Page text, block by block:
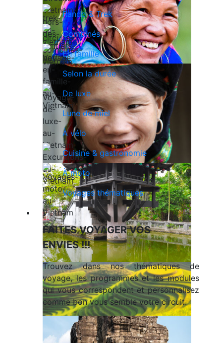
Rando & Trek
Combinés
En famille
Selon la durée
De luxe
Lune de miel
À vélo
Cuisine & gastronomie
À moto
Voyages thématiques
Voyages en Indochine & Asie
FAITES VOYAGER VOS
ENVIES !!!
Trouvez dans nos thématiques de
voyage, les programmes et les modules
qui vous correspondent et personnalisez
comme bon vous semble votre circuit.